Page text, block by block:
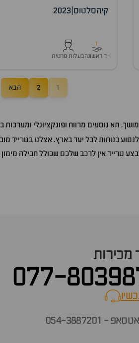
קיהסלטוס 2023
1
יד ראשונהבעלות פרטית
1
2 הבא
תא נוסעים מרווח ופונקציונלי
בנוחות לכל יעד בארץ. אצלנו בטרייד
טרייד אין לרכב שלכם שכולל חבילה
מכירות
077-
call now
- 054-3887201